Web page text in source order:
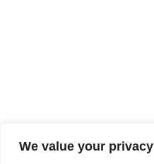
We value your privacy